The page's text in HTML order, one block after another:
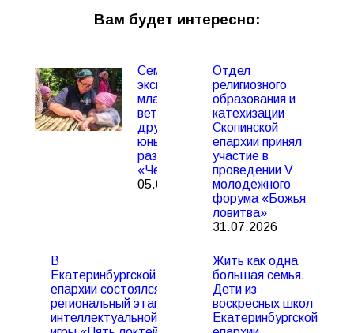
Вам будет интересно:
Семейная
экспедиция
младшей
ветви
дружины
юных
разведчиков
«Череповец»
05.08.2026
Отдел
религиозного
образования и
катехизации
Скопинской
епархии принял
участие в
проведении V
молодежного
форума «Божья
ловитва»
31.07.2026
В
Екатеринбургской
епархии состоялся
региональный этап
интеллектуальной
Жить как одна
большая семья.
Дети из
воскресных школ
Екатеринбургской